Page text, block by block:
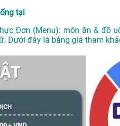
tại
Đơn (Menu): món ăn & đồ
Dưới đây là bảng giá tham